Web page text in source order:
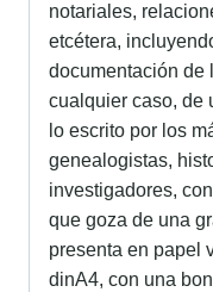
notariales,
etcétera,
documentación de
cualquier caso, de
lo escrito por los
genealogistas,
investigadores,
que goza de una
presenta en papel
dinA4, con una